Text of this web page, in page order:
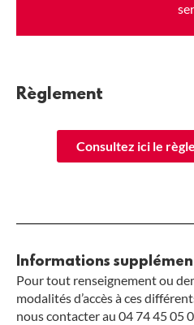
Règlement
Consultez ici le
Informations
Pour tout renseignement ou
modalités d’accès à ces
nous contacter au 04 74 45 05